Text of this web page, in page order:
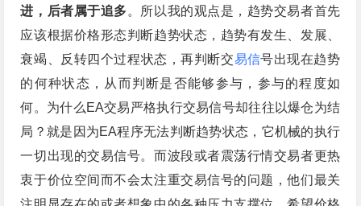
进，后者属于追多。所以我的观点是，趋势交易者首先
应该根据价格形态判断趋势状态，趋势有发生、发展、
衰竭、反转四个过程状态，再判断交易信号出现在趋势
的何种状态，从而判断是否能够参与，参与的程度如
何。为什么EA交易严格执行交易信号却往往以爆仓为结
局？就是因为EA程序无法判断趋势状态，它机械的执行
一切出现的交易信号。而波段或者震荡行情交易者更热
衷于价位空间而不会太注重交易信号的问题，他们最关